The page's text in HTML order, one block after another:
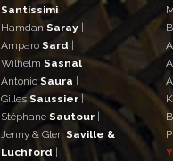
Santissimi
Hamdan Saray
Amparo Sard
Wilhelm Sasnal
Antonio Saura
Gilles Saussier|
Stéphane Sautour
Jenny & Glen Saville &
Luchford
Y